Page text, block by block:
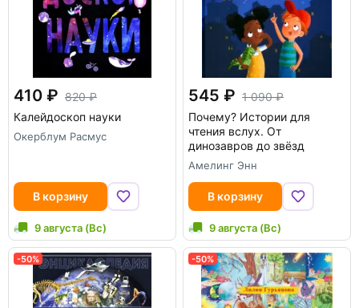
410
820
Калейдоскоп науки
Окерблум Расмус
В корзину
9 августа (Вс)
545
1 090
Почему? Истории для
чтения вслух. От
динозавров до звёзд
Амелинг Энн
В корзину
9 августа (Вс)
-50% -50%